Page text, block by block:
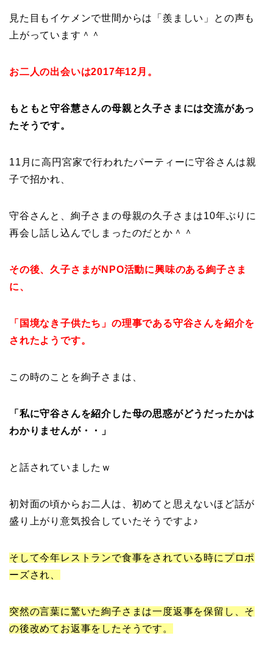
見た目もイケメンで世間からは「羨ましい」との声も
上がっています＾＾
お二人の出会いは2017年12月。
もともと守谷慧さんの母親と久子さまには交流があっ
たそうです。
11月に高円宮家で行われたパーティーに守谷さんは親
子で招かれ、
守谷さんと、絢子さまの母親の久子さまは10年ぶりに
再会し話し込んでしまったのだとか＾＾
その後、久子さまがNPO活動に興味のある絢子さま
に、
「国境なき子供たち」の理事である守谷さんを紹介を
されたようです。
この時のことを絢子さまは、
「私に守谷さんを紹介した母の思惑がどうだったかは
わかりませんが・・」
と話されていましたｗ
初対面の頃からお二人は、初めてと思えないほど話が
盛り上がり意気投合していたそうですよ♪
そして今年レストランで食事をされている時にプロポ
ーズされ、
突然の言葉に驚いた絢子さまは一度返事を保留し、そ
の後改めてお返事をしたそうです。